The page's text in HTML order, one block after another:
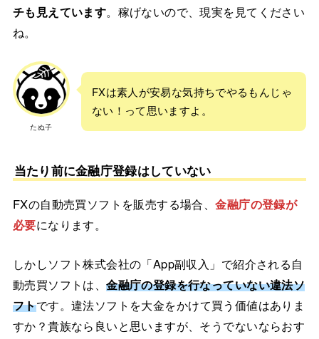
チも見えています。稼げないので、現実を見てください
ね。
たぬ子
FXは素人が安易な気持ちでやるもんじゃ
ない！って思いますよ。
当たり前に金融庁登録はしていない
FXの自動売買ソフトを販売する場合、金融庁の登録が
必要になります。
しかしソフト株式会社の「App副収入」で紹介される自
動売買ソフトは、金融庁の登録を行なっていない違法ソ
フトです。違法ソフトを大金をかけて買う価値はありま
すか？貴族なら良いと思いますが、そうでないならおす